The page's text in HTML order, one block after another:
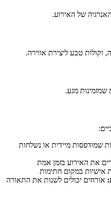
של האירוע.
וקולות טבע ליצירת אווירה.
שמזמינות מגע.
שמודפסות מיידית או נשלחות
את האירוע בזמן אמת
אישיות במקום חתימות
אורחים יכולים לשנות את התאורה